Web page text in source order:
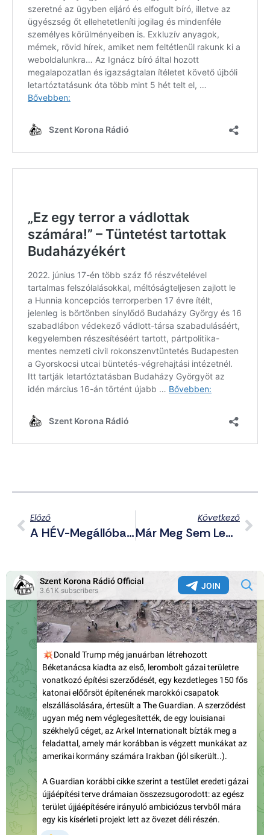
Előző
A HÉV-Megállóban Fajtalankodott A Férfi, A Kerepesi Polgármester Híressé Tenné A Szatírt
Következő
Már Meg Sem Lepődünk… Most Sem Alkalmazható A Gyermekvédelmi Törvény A Netflix Ellen